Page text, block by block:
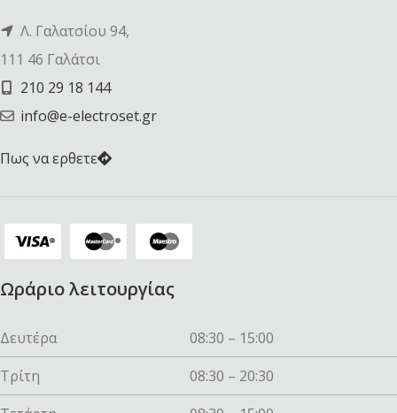
Λ. Γαλατσίου 94,
111 46 Γαλάτσι
210 29 18 144
info@e-electroset.gr
Πως να ερθετε
Ωράριο λειτουργίας
Δευτέρα
08:30 – 15:00
Τρίτη
08:30 – 20:30